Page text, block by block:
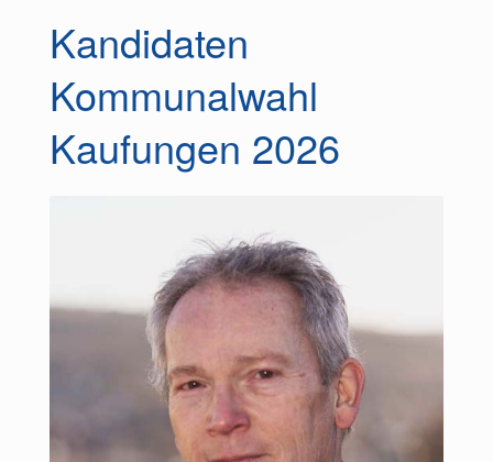
Kandidaten
Kommunalwahl
Kaufungen 2026